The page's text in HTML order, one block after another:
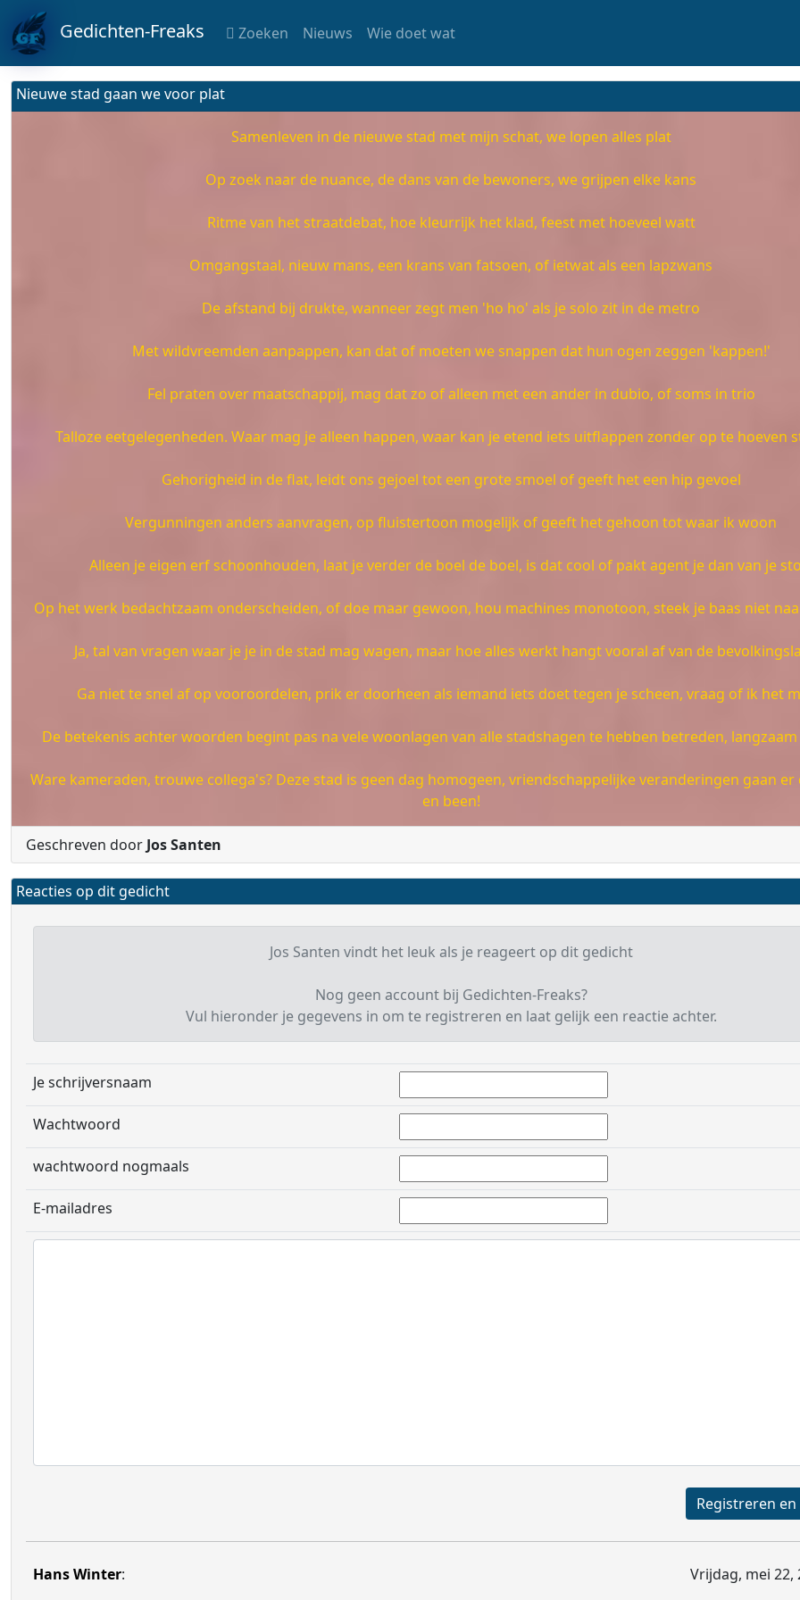
Gedichten-Freaks Zoeken Nieuws Wie doet wat
Nieuwe stad gaan we voor plat
Samenleven in de nieuwe stad met mijn schat, we lopen alles plat
Op zoek naar de nuance, de dans van de bewoners, we grijpen elke kans
Ritme van het straatdebat, hoe kleurrijk het klad, feest met hoeveel watt
Omgangstaal, nieuw mans, een krans van fatsoen, of ietwat als een lapzwans
De afstand bij drukte, wanneer zegt men 'ho ho' als je solo zit in de metro
Met wildvreemden aanpappen, kan dat of moeten we snappen dat hun ogen zeggen 'kappen!'
Fel praten over maatschappij, mag dat zo of alleen met een ander in dubio, of soms in trio
Talloze eetgelegenheden. Waar mag je alleen happen, waar kan je etend iets uitflappen zonder op te hoeven
Gehorigheid in de flat, leidt ons gejoel tot een grote smoel of geeft het een hip gevoel
Vergunningen anders aanvragen, op fluistertoon mogelijk of geeft het gehoon tot waar ik woon
Alleen je eigen erf schoonhouden, laat je verder de boel de boel, is dat cool of pakt agent je dan van je
Op het werk bedachtzaam onderscheiden, of doe maar gewoon, hou machines monotoon, steek je baas niet
Ja, tal van vragen waar je je in de stad mag wagen, maar hoe alles werkt hangt vooral af van de
Ga niet te snel af op vooroordelen, prik er doorheen als iemand iets doet tegen je scheen, vraag of ik het
De betekenis achter woorden begint pas na vele woonlagen van alle stadshagen te hebben betreden,
Ware kameraden, trouwe collega's? Deze stad is geen dag homogeen, vriendschappelijke veranderingen gaan
en been!
Geschreven door Jos Santen
Reacties op dit gedicht
Jos Santen vindt het leuk als je reageert op dit gedicht
Nog geen account bij Gedichten-Freaks?
Vul hieronder je gegevens in om te registreren en laat gelijk een reactie achter.
Je schrijversnaam
Wachtwoord
wachtwoord nogmaals
E-mailadres
Hans Winter:
Vrijdag, mei 22,